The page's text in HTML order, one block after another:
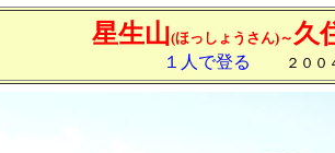
星生山(ほっしょうさん)～ 久
１人で登る ２００